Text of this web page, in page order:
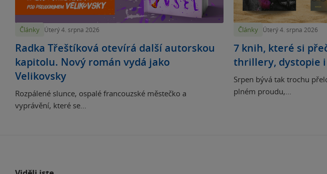
Články Úterý 4. srpna 2026
Radka Třeštíková otevírá další autorskou
kapitolu. Nový román vydá jako
Velikovsky
Rozpálené slunce, ospalé francouzské městečko a
vyprávění, které se...
Články Úterý 4. srpna 2026
7 knih, které si
thrillery, dystopie
Srpen bývá tak trochu
plném proudu,...